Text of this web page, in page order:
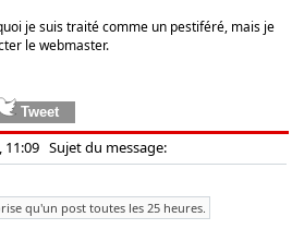
je suis traité comme un pestiféré, mais je
le webmaster.
11:09 Sujet du message:
qu'un post toutes les 25 heures.